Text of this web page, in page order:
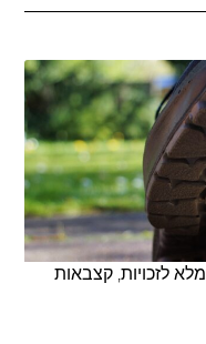
לזכויות, קצבאות